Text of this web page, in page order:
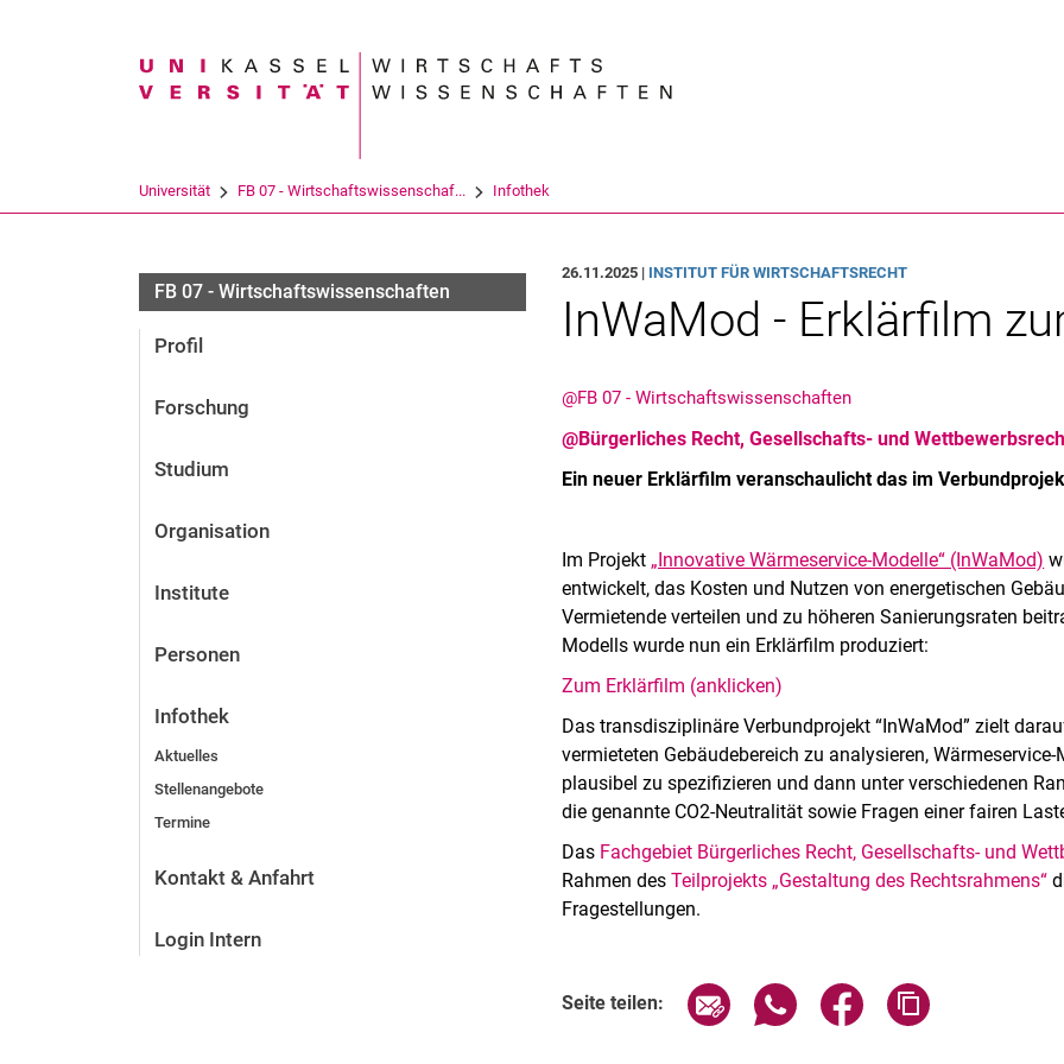
Suchbegriff
Universität FB 07 - Wirtschaftswissenschaf... Infothek
FB 07 - Wirtschaftswissenschaften
Profil
Forschung
Studium
Organisation
Institute
Personen
Infothek
Aktuelles
Stellenangebote
Termine
Kontakt & Anfahrt
Login Intern
26.11.2025 | INSTITUT FÜR WIRTSCHAFTSRECHT
InWaMod - Erklärfilm
@FB 07 - Wirtschaftswissenschaften
@Bürgerliches Recht, Gesellschafts- und
Ein neuer Erklärfilm veranschaulicht das im
Im Projekt „Innovative Wärmeservice-Modelle“ (InWaMod)
entwickelt, das Kosten und Nutzen von energetischen
Vermietende verteilen und zu höheren Sanierungsraten
Modells wurde nun ein Erklärfilm produziert:
Zum Erklärfilm (anklicken)
Das transdisziplinäre Verbundprojekt “InWaMod” zielt
vermieteten Gebäudebereich zu analysieren,
plausibel zu spezifizieren und dann unter verschiedenen
die genannte CO2-Neutralität sowie Fragen einer fairen
Das Fachgebiet Bürgerliches Recht, Gesellschafts- und
Rahmen desTeilprojekts „Gestaltung des Rechtsrahmens“
Fragestellungen.
Seite teilen: Seite über E-Mail teilen
Seite über WhatsApp teilen
Seite über Facebook